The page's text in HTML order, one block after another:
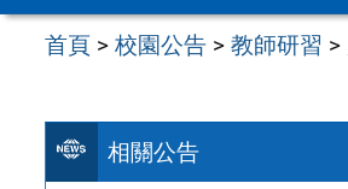
首頁 >校園公告 >教師研習 >
相關公告